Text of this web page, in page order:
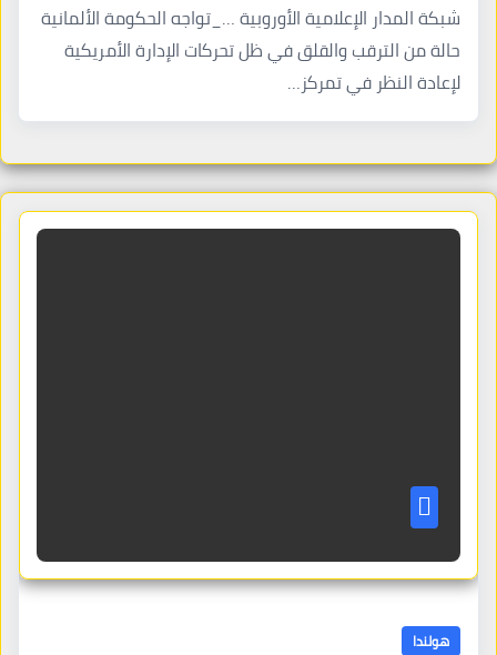
شبكة المدار الإعلامية الأوروبية …_تواجه الحكومة الألمانية
حالة من الترقب والقلق في ظل تحركات الإدارة الأمريكية
لإعادة النظر في تمركز…
هولندا